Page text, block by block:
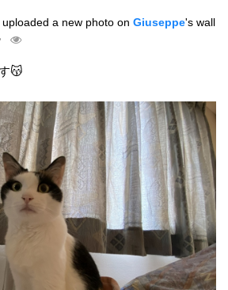
uploaded a new photo on Giuseppe's wall
😽